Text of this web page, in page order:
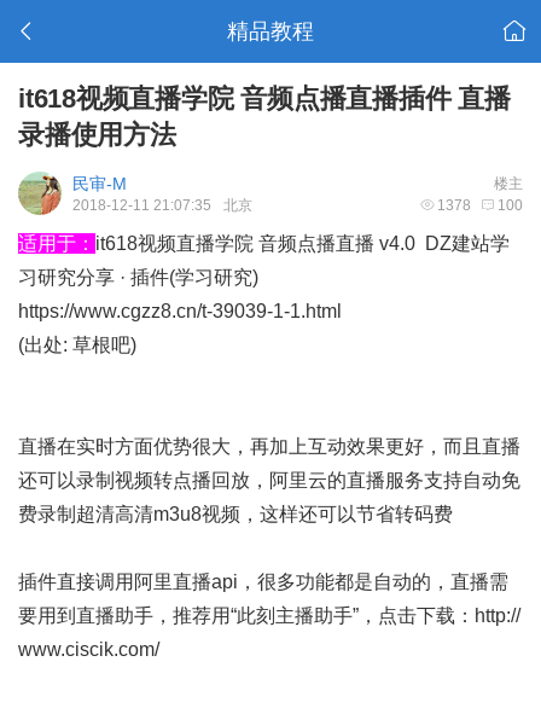
精品教程
it618视频直播学院 音频点播直播插件 直播
录播使用方法
楼主
民审-M
1378 100
2018-12-11 21:07:35 北京
适用于： it618视频直播学院 音频点播直播 v4.0 DZ建站学
习研究分享 · 插件(学习研究)
https://www.cgzz8.cn/t-39039-1-1.html
(出处: 草根吧)
直播在实时方面优势很大，再加上互动效果更好，而且直播
还可以录制视频转点播回放，阿里云的直播服务支持自动免
费录制超清高清m3u8视频，这样还可以节省转码费
插件直接调用阿里直播api，很多功能都是自动的，直播需
要用到直播助手，推荐用“此刻主播助手”，点击下载： http://
www.ciscik.com/